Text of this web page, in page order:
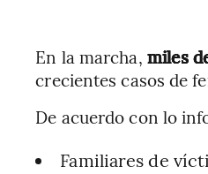
En la marcha, miles
crecientes casos de
De acuerdo con lo
Familiares de